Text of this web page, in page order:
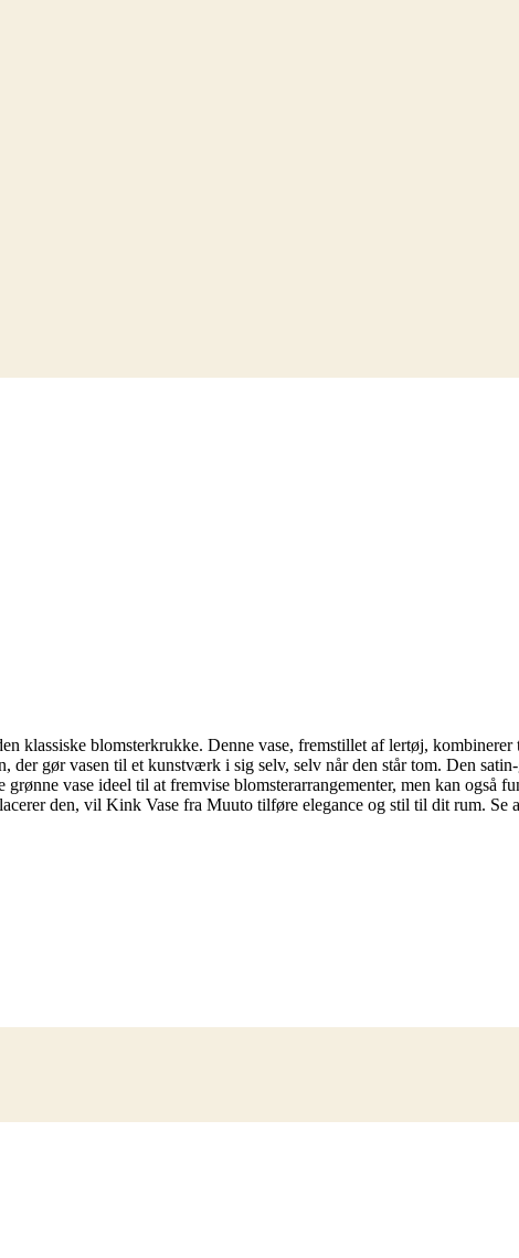
klassiske blomsterkrukke. Denne vase, fremstillet af lertøj,
gør vasen til et kunstværk i sig selv, selv når den står tom. Den
vase ideel til at fremvise blomsterarrangementer, men kan også
den, vil Kink Vase fra Muuto tilføre elegance og stil til dit rum. Se